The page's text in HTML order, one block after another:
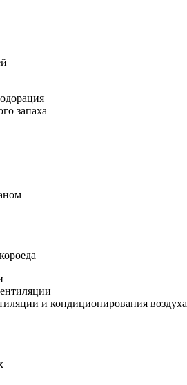
запаха
и кондиционирования воздуха